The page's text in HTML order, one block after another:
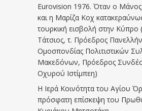
Eurovision 1976. Όταν ο Μάνος
και η Μαρίζα Κοχ
τουρκική εισβολή στην Κύπρο
Τάτσιος, τ. Πρόεδρος
Ομοσπονδίας Πολιτιστικών
Μακεδόνων, Πρόεδρος
Οχυρού Ιστίμπεη)
Η Ιερά Κοινότητα του Αγίου
πρόσφατη επίσκεψη του